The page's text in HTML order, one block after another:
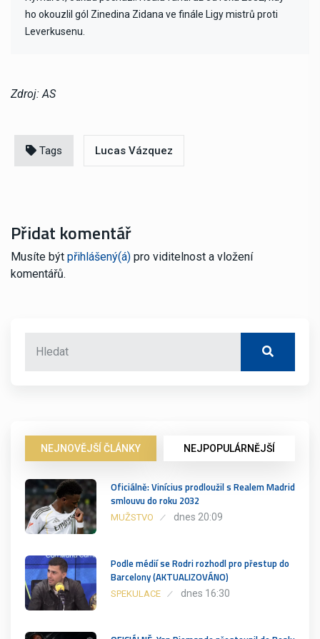
ho okouzlil gól Zinedina Zidana ve finále Ligy mistrů proti
Leverkusenu.
Zdroj: AS
Tags Lucas Vázquez
Přidat komentář
Musíte být přihlášený(á) pro viditelnost a vložení
komentářů.
NEJNOVĚJŠÍ ČLÁNKY NEJPOPULÁRNĚJŠÍ
Oficiálně: Vinícius prodloužil s Realem Madrid
smlouvu do roku 2032
MUŽSTVO dnes 20:09
Podle médií se Rodri rozhodl pro přestup do
Barcelony (AKTUALIZOVÁNO)
SPEKULACE dnes 16:30